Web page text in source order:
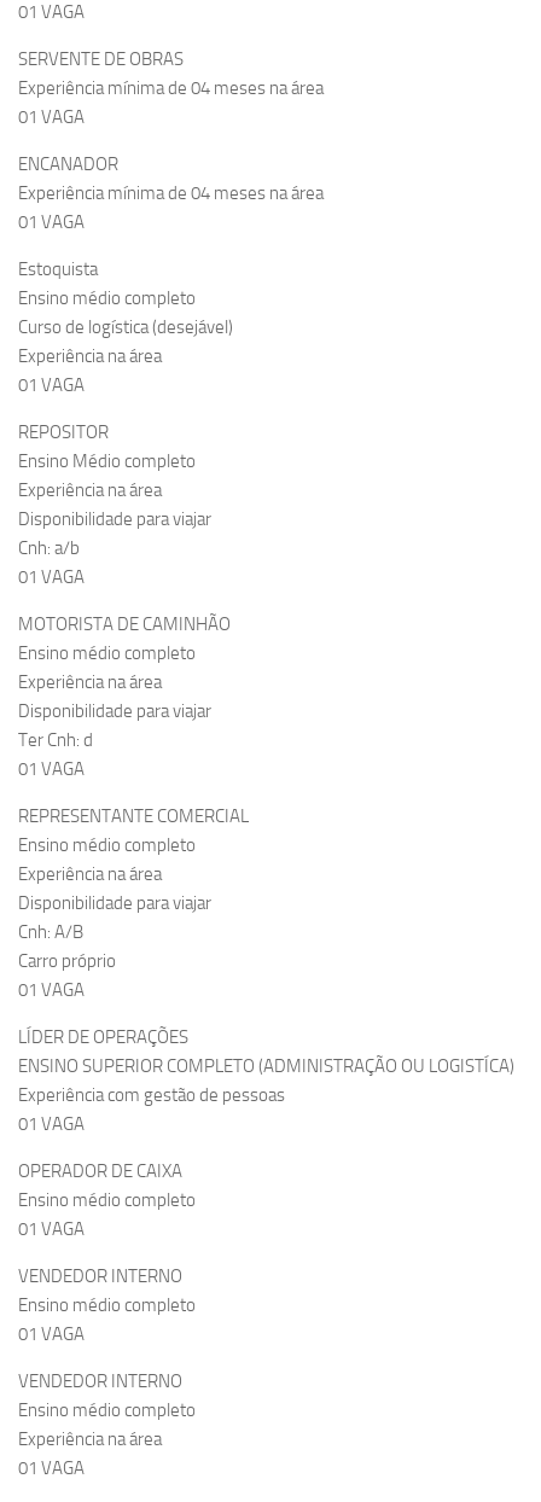
01 VAGA
SERVENTE DE OBRAS
Experiência mínima de 04 meses na área
01 VAGA
ENCANADOR
Experiência mínima de 04 meses na área
01 VAGA
Estoquista
Ensino médio completo
Curso de logística (desejável)
Experiência na área
01 VAGA
REPOSITOR
Ensino Médio completo
Experiência na área
Disponibilidade para viajar
Cnh: a/b
01 VAGA
MOTORISTA DE CAMINHÃO
Ensino médio completo
Experiência na área
Disponibilidade para viajar
Ter Cnh: d
01 VAGA
REPRESENTANTE COMERCIAL
Ensino médio completo
Experiência na área
Disponibilidade para viajar
Cnh: A/B
Carro próprio
01 VAGA
LÍDER DE OPERAÇÕES
ENSINO SUPERIOR COMPLETO (ADMINISTRAÇÃO OU LOGISTÍCA)
Experiência com gestão de pessoas
01 VAGA
OPERADOR DE CAIXA
Ensino médio completo
01 VAGA
VENDEDOR INTERNO
Ensino médio completo
01 VAGA
VENDEDOR INTERNO
Ensino médio completo
Experiência na área
01 VAGA